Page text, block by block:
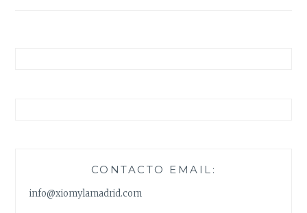
CONTACTO EMAIL:
info@xiomylamadrid.com